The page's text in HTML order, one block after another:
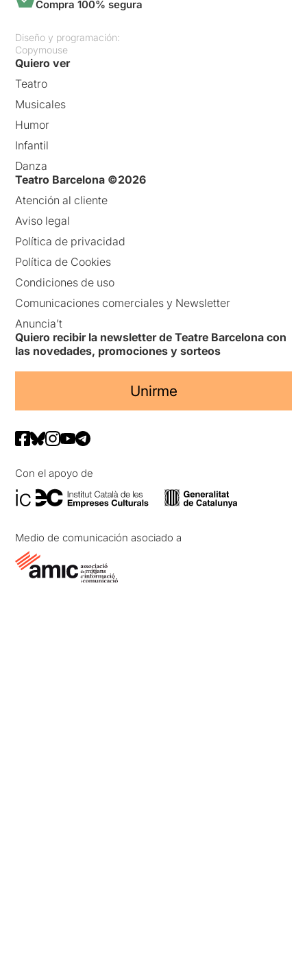
Compra 100% segura
Diseño y programación:
Copymouse
Quiero ver
Teatro
Musicales
Humor
Infantil
Danza
Teatro Barcelona ©2026
Atención al cliente
Aviso legal
Política de privacidad
Política de Cookies
Condiciones de uso
Comunicaciones comerciales y Newsletter
Anuncia’t
Quiero recibir la newsletter de Teatre Barcelona con
las novedades, promociones y sorteos
Unirme
Con el apoyo de
Medio de comunicación asociado a